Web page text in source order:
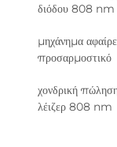
διόδου 808 nm
μηχάνημα
προσαρμοστικό
χονδρική
λέιζερ 808 nm